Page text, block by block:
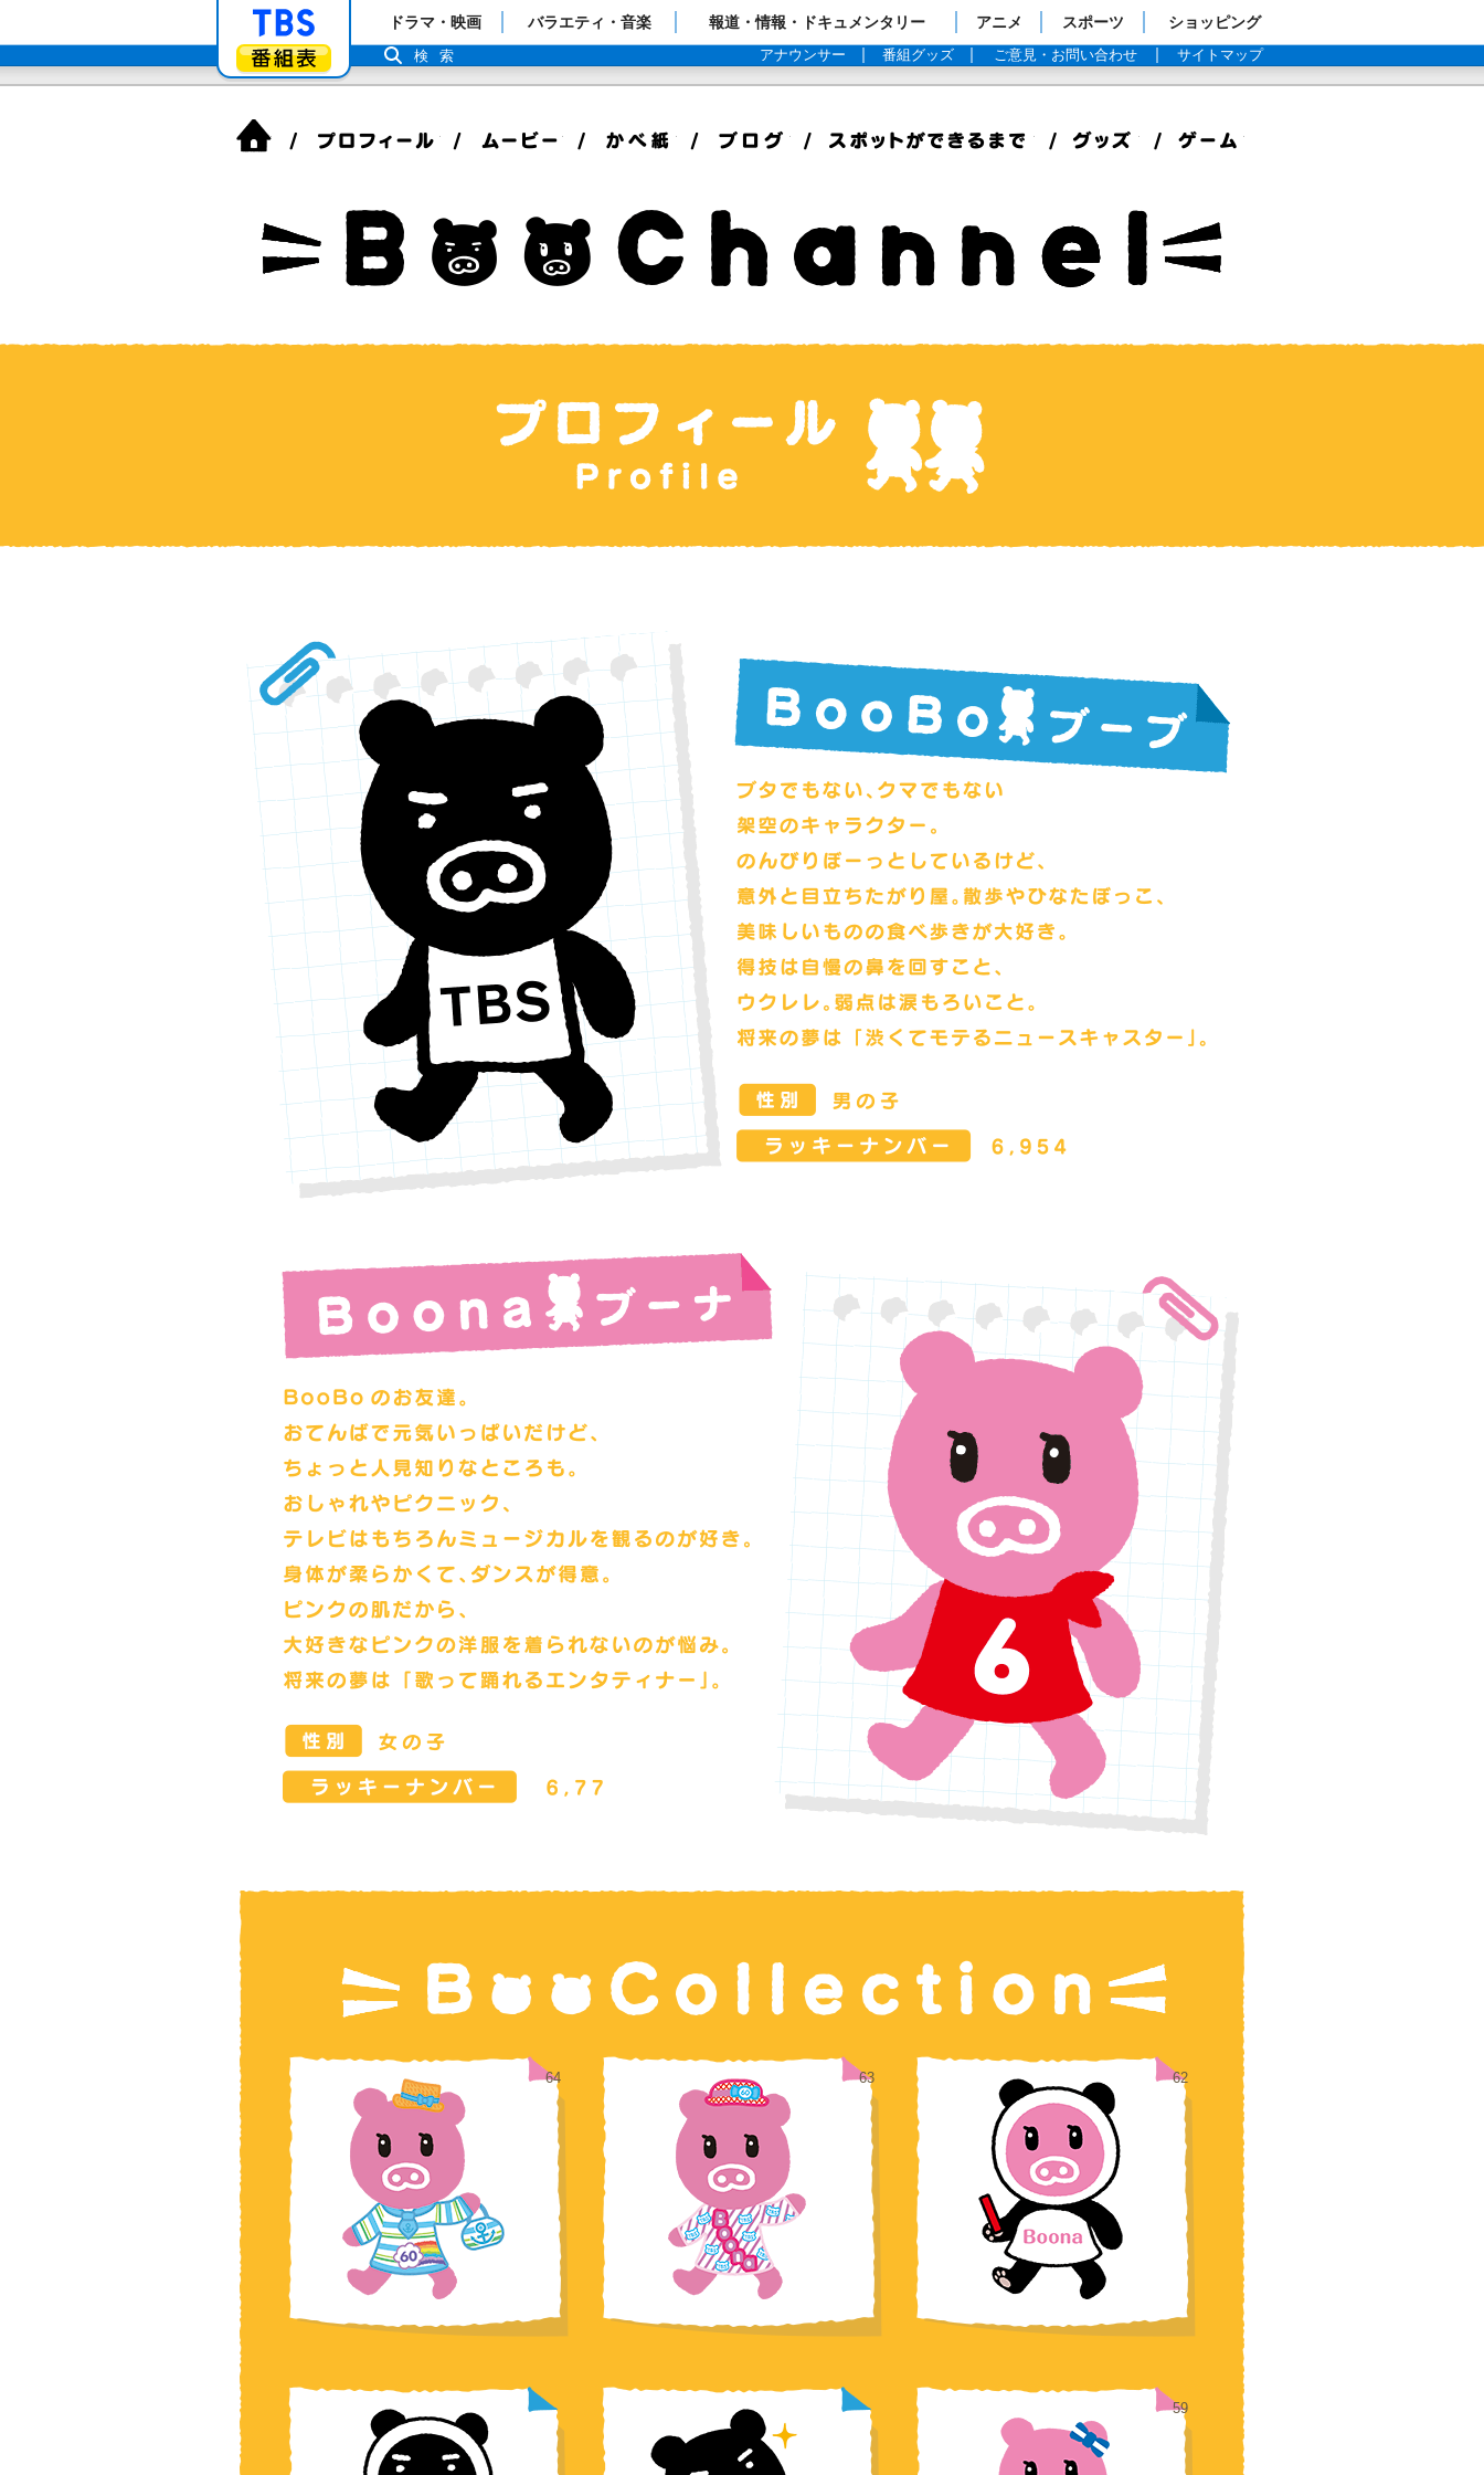
「TBSテレビ」トップページ
番組表
ドラマ・映画 バラエティ・音楽 報道・情報・ドキュメンタリー アニメ スポーツ ショッピング
アナウンサー 番組グッズ ご意見・お問い合わせ サイトマップ
検索
ホーム プロフィール ムービー かべ紙 ブログ スポットができるまで
グッズ
64 63 62
59